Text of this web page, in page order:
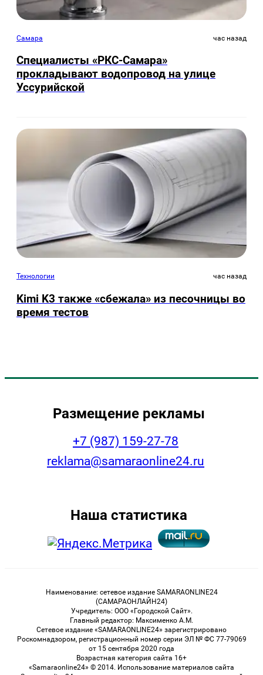
Самара час назад
Специалисты «РКС-Самара»
прокладывают водопровод на улице
Уссурийской
Технологии час назад
Kimi K3 также «сбежала» из песочницы во
время тестов
Размещение рекламы
+7 (987) 159-27-78
reklama@samaraonline24.ru
Наша статистика
Наименование: сетевое издание SAMARAONLINE24
(САМАРАОНЛАЙН24)
Учредитель: ООО «Городской Сайт».
Главный редактор: Максименко А.М.
Сетевое издание «SAMARAONLINE24» зарегистрировано
Роскомнадзором, регистрационный номер серии ЭЛ № ФС 77-79069
от 15 сентября 2020 года
Возрастная категория сайта 16+
«Samaraonline24» © 2014. Использование материалов сайта